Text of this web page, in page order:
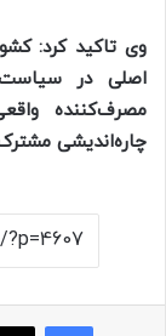
وی تاکید کرد:
اصلی در
مصرف‌کننده
چاره‌اندیشی
فیسبوک